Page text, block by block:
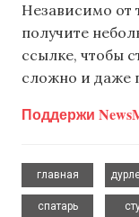
Независимо от
получите
ссылке, чтобы
сложно и даже
Поддержи
главная
спатарь